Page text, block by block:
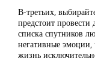
В-третьих,
предстоит
списка спутников
негативные
жизнь